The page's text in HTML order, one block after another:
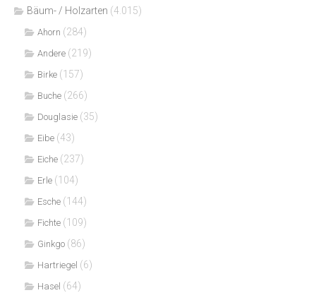
Bäum- / Holzarten (4.015)
Ahorn (284)
Andere (219)
Birke (157)
Buche (266)
Douglasie (35)
Eibe (43)
Eiche (237)
Erle (104)
Esche (144)
Fichte (109)
Ginkgo (86)
Hartriegel (6)
Hasel (64)